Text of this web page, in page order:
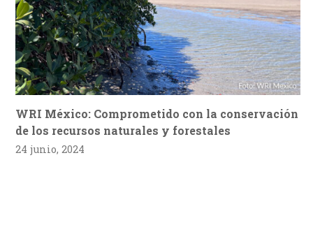
WRI México: Comprometido con la conservación
de los recursos naturales y forestales
24 junio, 2024